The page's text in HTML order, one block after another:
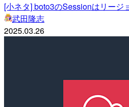
[小ネタ] boto3のSessionはリージ
武田隆志
2025.03.26